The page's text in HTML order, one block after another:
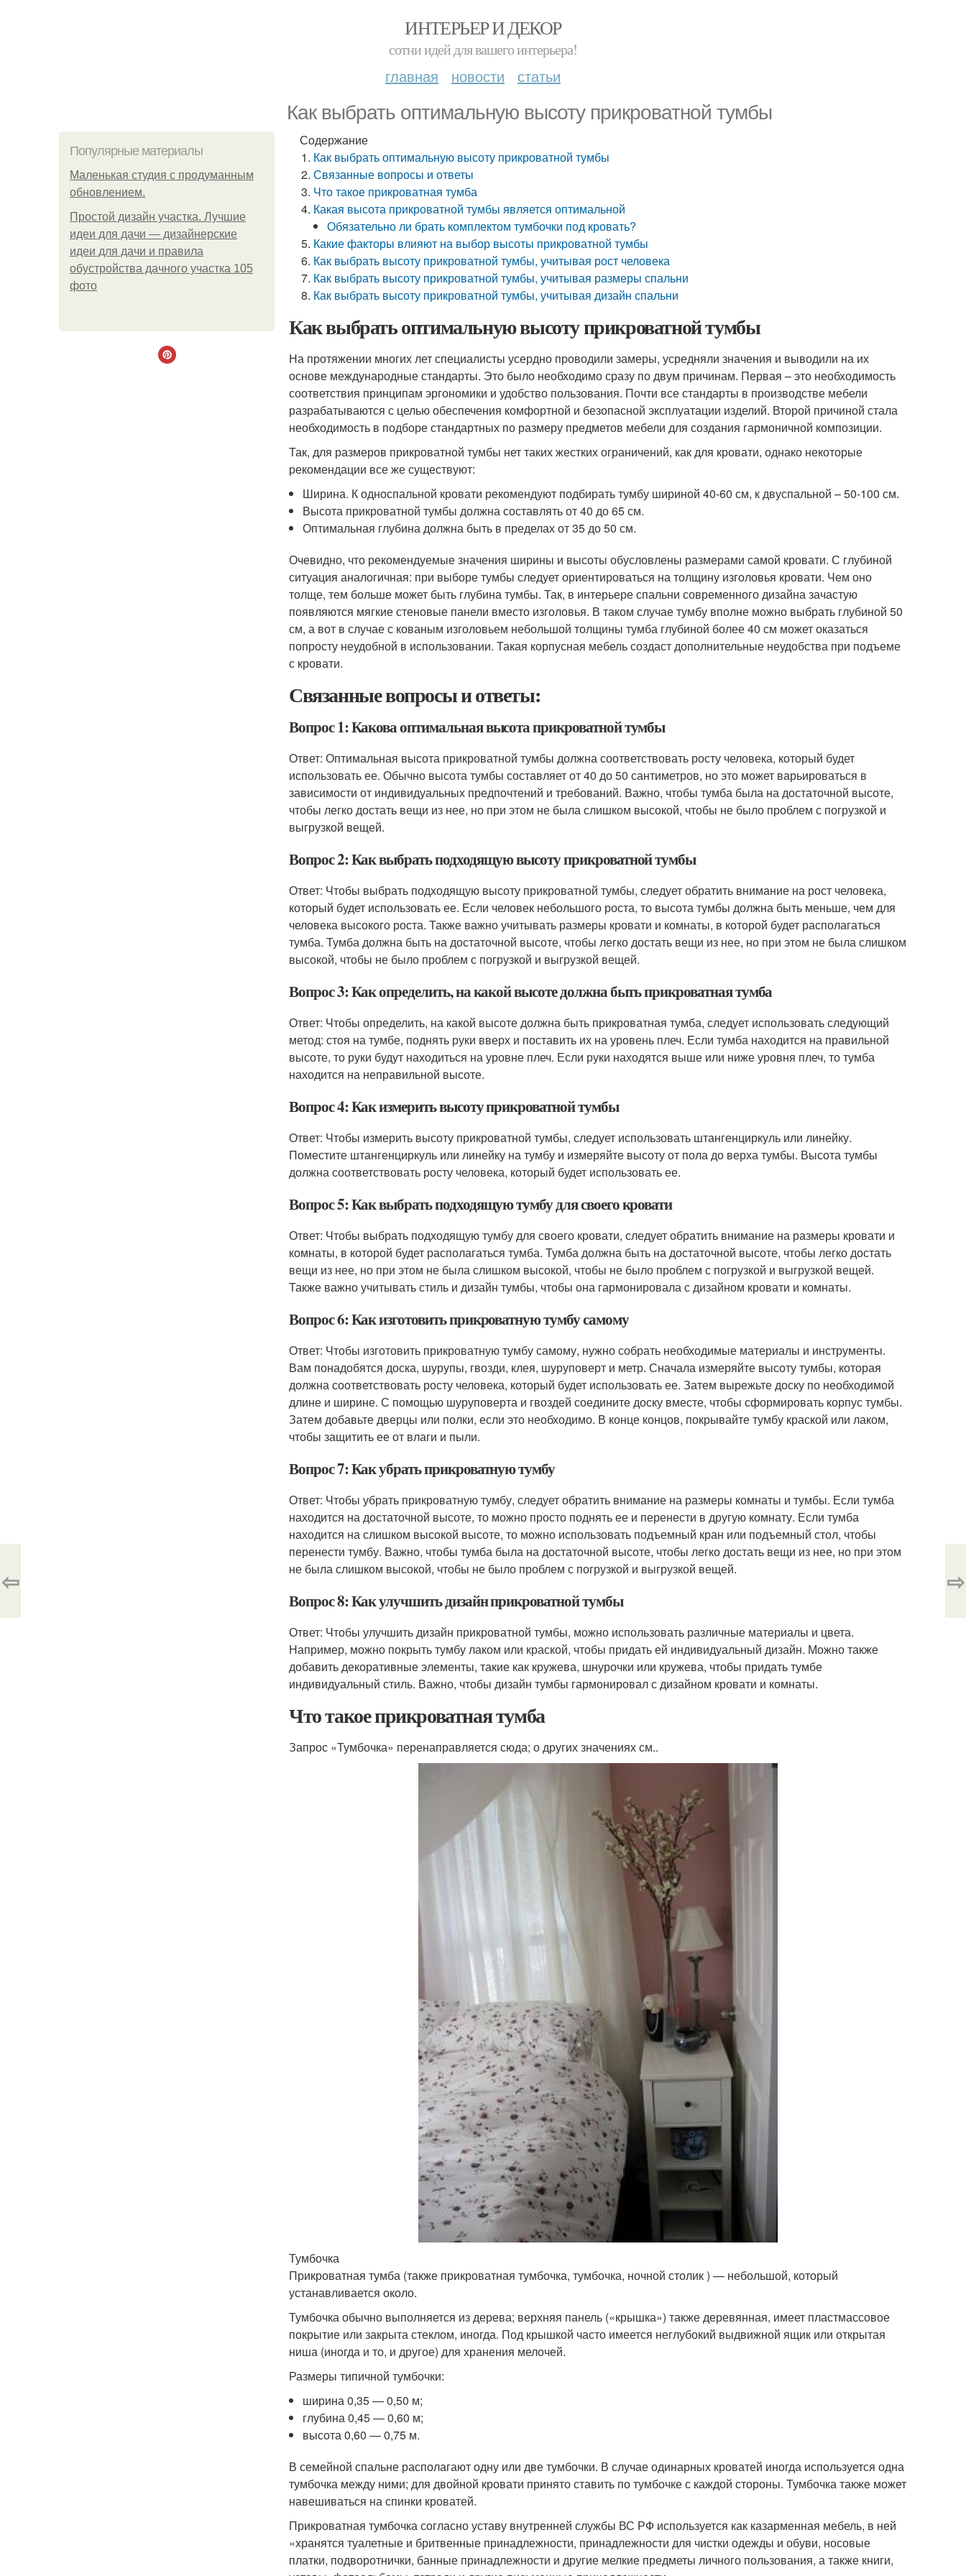
ИНТЕРЬЕР И ДЕКОР
сотни идей для вашего интерьера!
главная новости статьи
Как выбрать оптимальную высоту прикроватной тумбы
Популярные материалы
Маленькая студия с продуманным
обновлением.
Простой дизайн участка. Лучшие
идеи для дачи — дизайнерские
идеи для дачи и правила
обустройства дачного участка 105
фото
Содержание
Как выбрать оптимальную высоту прикроватной тумбы
Связанные вопросы и ответы
Что такое прикроватная тумба
Какая высота прикроватной тумбы является оптимальной
Обязательно ли брать комплектом тумбочки под кровать?
Какие факторы влияют на выбор высоты прикроватной тумбы
Как выбрать высоту прикроватной тумбы, учитывая рост человека
Как выбрать высоту прикроватной тумбы, учитывая размеры спальни
Как выбрать высоту прикроватной тумбы, учитывая дизайн спальни
Как выбрать оптимальную высоту прикроватной тумбы
На протяжении многих лет специалисты усердно проводили замеры, усредняли значения и выводили на их
основе международные стандарты. Это было необходимо сразу по двум причинам. Первая – это необходимость
соответствия принципам эргономики и удобство пользования. Почти все стандарты в производстве мебели
разрабатываются с целью обеспечения комфортной и безопасной эксплуатации изделий. Второй причиной стала
необходимость в подборе стандартных по размеру предметов мебели для создания гармоничной композиции.
Так, для размеров прикроватной тумбы нет таких жестких ограничений, как для кровати, однако некоторые
рекомендации все же существуют:
Ширина. К односпальной кровати рекомендуют подбирать тумбу шириной 40-60 см, к двуспальной – 50-100 см.
Высота прикроватной тумбы должна составлять от 40 до 65 см.
Оптимальная глубина должна быть в пределах от 35 до 50 см.
Очевидно, что рекомендуемые значения ширины и высоты обусловлены размерами самой кровати. С глубиной
ситуация аналогичная: при выборе тумбы следует ориентироваться на толщину изголовья кровати. Чем оно
толще, тем больше может быть глубина тумбы. Так, в интерьере спальни современного дизайна зачастую
появляются мягкие стеновые панели вместо изголовья. В таком случае тумбу вполне можно выбрать глубиной 50
см, а вот в случае с кованым изголовьем небольшой толщины тумба глубиной более 40 см может оказаться
попросту неудобной в использовании. Такая корпусная мебель создаст дополнительные неудобства при подъеме
с кровати.
Связанные вопросы и ответы:
Вопрос 1: Какова оптимальная высота прикроватной тумбы
Ответ: Оптимальная высота прикроватной тумбы должна соответствовать росту человека, который будет
использовать ее. Обычно высота тумбы составляет от 40 до 50 сантиметров, но это может варьироваться в
зависимости от индивидуальных предпочтений и требований. Важно, чтобы тумба была на достаточной высоте,
чтобы легко достать вещи из нее, но при этом не была слишком высокой, чтобы не было проблем с погрузкой и
выгрузкой вещей.
Вопрос 2: Как выбрать подходящую высоту прикроватной тумбы
Ответ: Чтобы выбрать подходящую высоту прикроватной тумбы, следует обратить внимание на рост человека,
который будет использовать ее. Если человек небольшого роста, то высота тумбы должна быть меньше, чем для
человека высокого роста. Также важно учитывать размеры кровати и комнаты, в которой будет располагаться
тумба. Тумба должна быть на достаточной высоте, чтобы легко достать вещи из нее, но при этом не была слишком
высокой, чтобы не было проблем с погрузкой и выгрузкой вещей.
Вопрос 3: Как определить, на какой высоте должна быть прикроватная тумба
Ответ: Чтобы определить, на какой высоте должна быть прикроватная тумба, следует использовать следующий
метод: стоя на тумбе, поднять руки вверх и поставить их на уровень плеч. Если тумба находится на правильной
высоте, то руки будут находиться на уровне плеч. Если руки находятся выше или ниже уровня плеч, то тумба
находится на неправильной высоте.
Вопрос 4: Как измерить высоту прикроватной тумбы
Ответ: Чтобы измерить высоту прикроватной тумбы, следует использовать штангенциркуль или линейку.
Поместите штангенциркуль или линейку на тумбу и измеряйте высоту от пола до верха тумбы. Высота тумбы
должна соответствовать росту человека, который будет использовать ее.
Вопрос 5: Как выбрать подходящую тумбу для своего кровати
Ответ: Чтобы выбрать подходящую тумбу для своего кровати, следует обратить внимание на размеры кровати и
комнаты, в которой будет располагаться тумба. Тумба должна быть на достаточной высоте, чтобы легко достать
вещи из нее, но при этом не была слишком высокой, чтобы не было проблем с погрузкой и выгрузкой вещей.
Также важно учитывать стиль и дизайн тумбы, чтобы она гармонировала с дизайном кровати и комнаты.
Вопрос 6: Как изготовить прикроватную тумбу самому
Ответ: Чтобы изготовить прикроватную тумбу самому, нужно собрать необходимые материалы и инструменты.
Вам понадобятся доска, шурупы, гвозди, клея, шуруповерт и метр. Сначала измеряйте высоту тумбы, которая
должна соответствовать росту человека, который будет использовать ее. Затем вырежьте доску по необходимой
длине и ширине. С помощью шуруповерта и гвоздей соедините доску вместе, чтобы сформировать корпус тумбы.
Затем добавьте дверцы или полки, если это необходимо. В конце концов, покрывайте тумбу краской или лаком,
чтобы защитить ее от влаги и пыли.
Вопрос 7: Как убрать прикроватную тумбу
Ответ: Чтобы убрать прикроватную тумбу, следует обратить внимание на размеры комнаты и тумбы. Если тумба
находится на достаточной высоте, то можно просто поднять ее и перенести в другую комнату. Если тумба
находится на слишком высокой высоте, то можно использовать подъемный кран или подъемный стол, чтобы
перенести тумбу. Важно, чтобы тумба была на достаточной высоте, чтобы легко достать вещи из нее, но при этом
не была слишком высокой, чтобы не было проблем с погрузкой и выгрузкой вещей.
Вопрос 8: Как улучшить дизайн прикроватной тумбы
Ответ: Чтобы улучшить дизайн прикроватной тумбы, можно использовать различные материалы и цвета.
Например, можно покрыть тумбу лаком или краской, чтобы придать ей индивидуальный дизайн. Можно также
добавить декоративные элементы, такие как кружева, шнурочки или кружева, чтобы придать тумбе
индивидуальный стиль. Важно, чтобы дизайн тумбы гармонировал с дизайном кровати и комнаты.
Что такое прикроватная тумба
Запрос «Тумбочка» перенаправляется сюда; о других значениях см..
Тумбочка
Прикроватная тумба (также прикроватная тумбочка, тумбочка, ночной столик ) — небольшой, который
устанавливается около.
Тумбочка обычно выполняется из дерева; верхняя панель («крышка») также деревянная, имеет пластмассовое
покрытие или закрыта стеклом, иногда. Под крышкой часто имеется неглубокий выдвижной ящик или открытая
ниша (иногда и то, и другое) для хранения мелочей.
Размеры типичной тумбочки:
ширина 0,35 — 0,50 м;
глубина 0,45 — 0,60 м;
высота 0,60 — 0,75 м.
В семейной спальне располагают одну или две тумбочки. В случае одинарных кроватей иногда используется одна
тумбочка между ними; для двойной кровати принято ставить по тумбочке с каждой стороны. Тумбочка также может
навешиваться на спинки кроватей.
Прикроватная тумбочка согласно уставу внутренней службы ВС РФ используется как казарменная мебель, в ней
«хранятся туалетные и бритвенные принадлежности, принадлежности для чистки одежды и обуви, носовые
платки, подворотнички, банные принадлежности и другие мелкие предметы личного пользования, а также книги,
⇦ ⇨